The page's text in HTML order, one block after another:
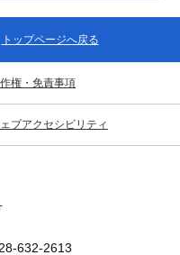
トップページへ戻る
権・免責事項
ブアクセシビリティ
632-2613